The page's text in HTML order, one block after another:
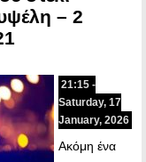
– 2
21:15 -
Saturday, 17
January, 2026
Ακόμη ένα